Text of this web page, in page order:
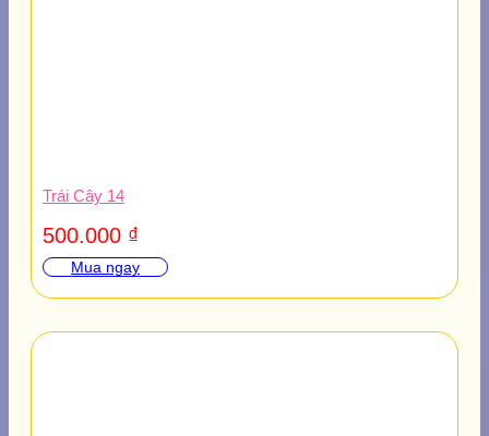
Trái Cây 14
500.000 ₫
Mua ngay